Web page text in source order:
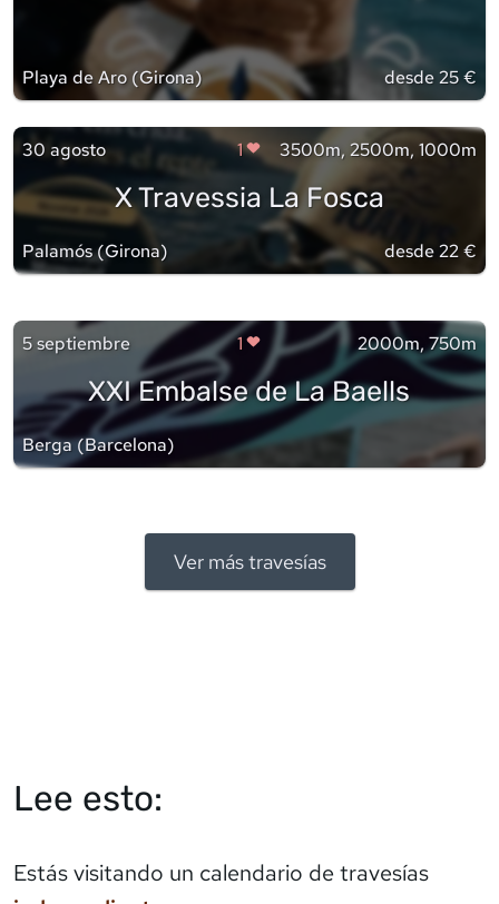
Playa de Aro(Girona) desde 25 €
30 agosto 1 3500m, 2500m, 1000m
X Travessia La Fosca
Palamós(Girona) desde 22 €
5 septiembre 1 2000m, 750m
XXI Embalse de La Baells
Berga(Barcelona)
Ver más travesías
Lee esto:
Estás visitando un calendario de travesías